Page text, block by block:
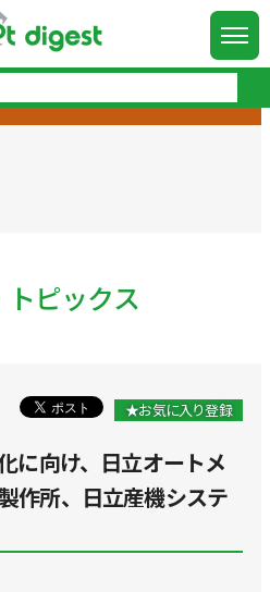
ピックス
★お気に入り登録
に向け、日立オートメ
作所、日立産機システ